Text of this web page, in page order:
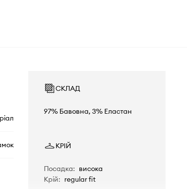
СКЛАД
97% Бавовна, 3% Еластан
КРІЙ
Посадка: висока
Крій: regular fit